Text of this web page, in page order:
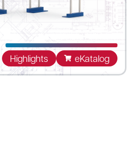
Highlights eKatalog